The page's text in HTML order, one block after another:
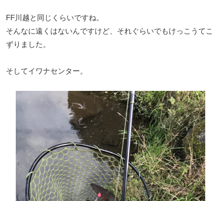
FF川越と同じくらいですね。
そんなに遠くはないんですけど、それぐらいでもけっこうてこ
ずりました。
そしてイワナセンター。